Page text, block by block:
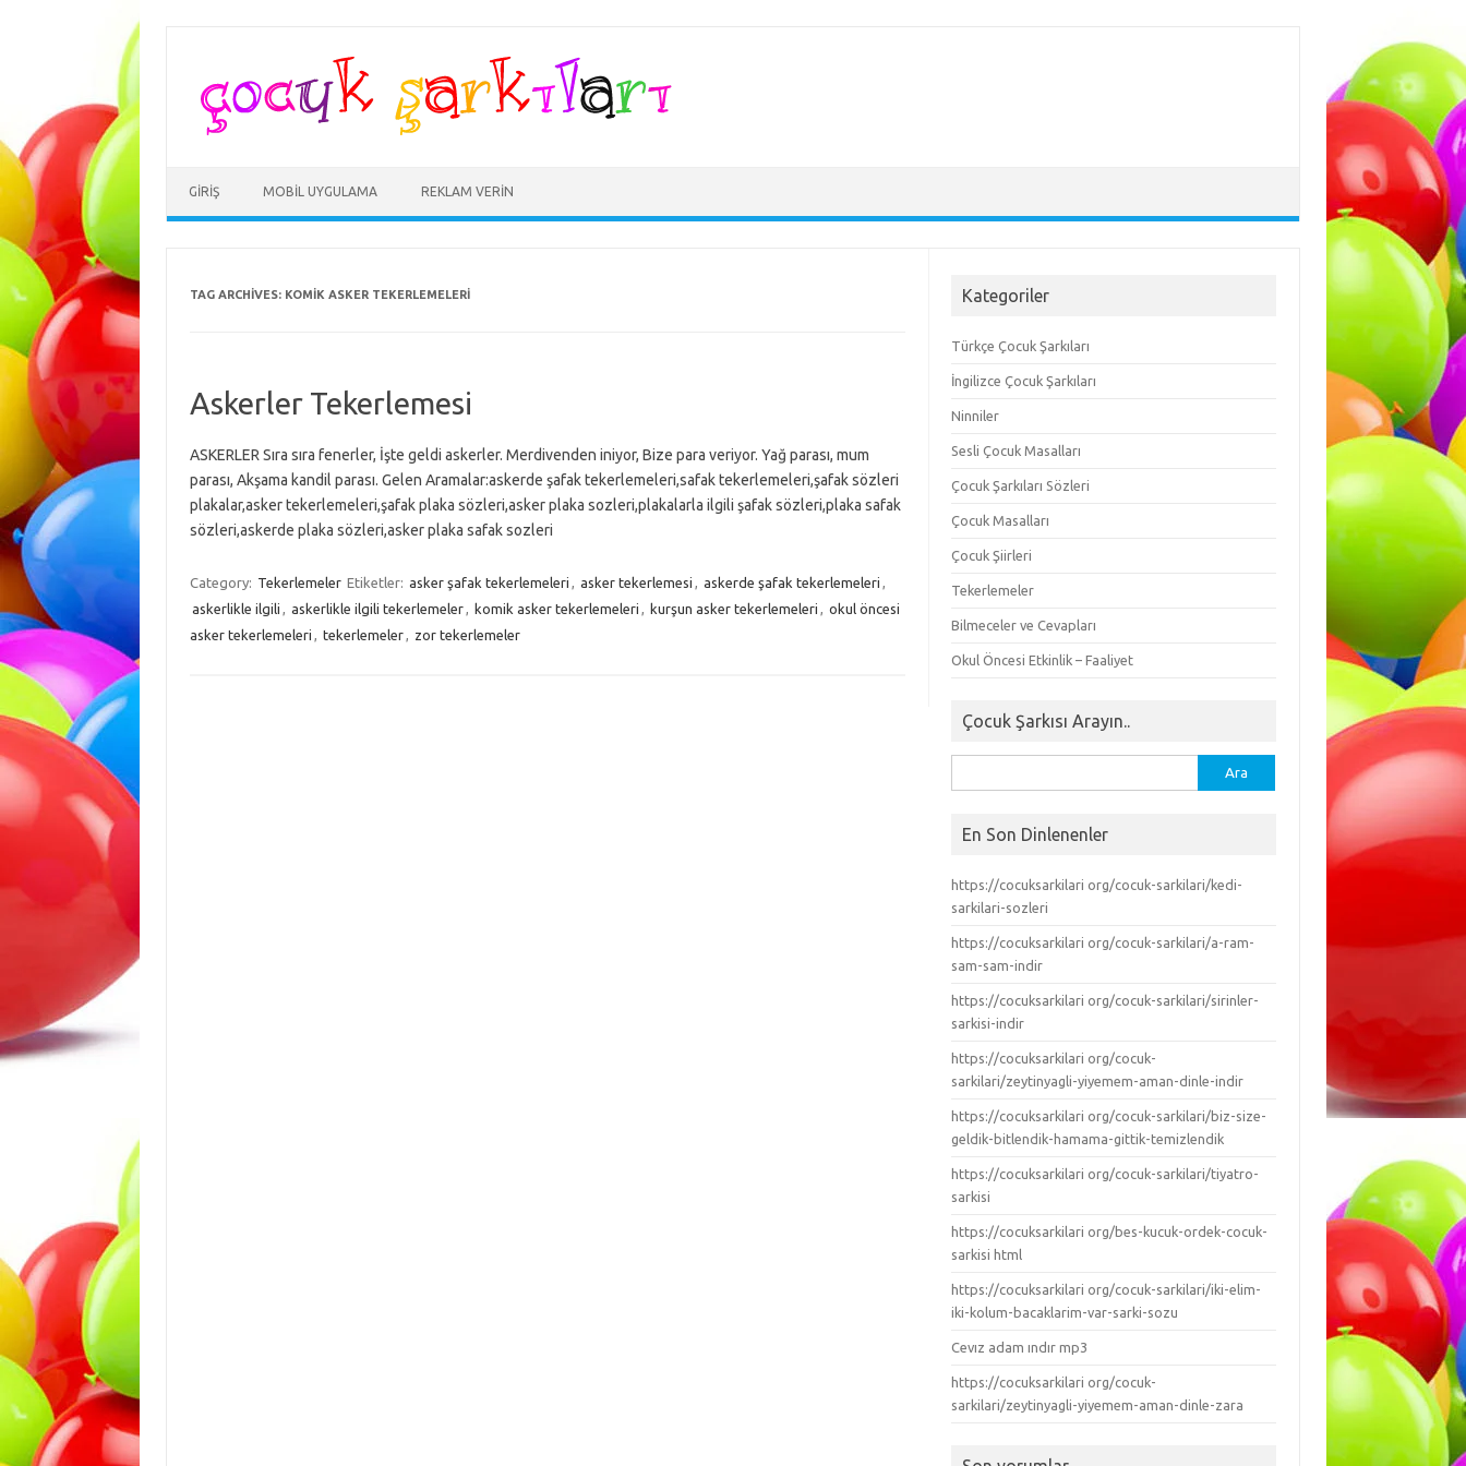
GIRIŞ MOBIL UYGULAMA REKLAM VERIN
TAG ARCHIVES: KOMIK ASKER TEKERLEMELERI
Askerler Tekerlemesi
ASKERLER Sıra sıra fenerler, İşte geldi askerler. Merdivenden iniyor, Bize para veriyor. Yağ parası, mum
parası, Akşama kandil parası. Gelen Aramalar:askerde şafak tekerlemeleri,safak tekerlemeleri,şafak sözleri
plakalar,asker tekerlemeleri,şafak plaka sözleri,asker plaka sozleri,plakalarla ilgili şafak sözleri,plaka safak
sözleri,askerde plaka sözleri,asker plaka safak sozleri
Category: Tekerlemeler Etiketler: asker şafak tekerlemeleri , asker tekerlemesi , askerde şafak tekerlemeleri ,
askerlikle ilgili , askerlikle ilgili tekerlemeler, komik asker tekerlemeleri , kurşun asker tekerlemeleri , okul öncesi
asker tekerlemeleri , tekerlemeler, zor tekerlemeler
Kategoriler
Türkçe Çocuk Şarkıları
İngilizce Çocuk Şarkıları
Ninniler
Sesli Çocuk Masalları
Çocuk Şarkıları Sözleri
Çocuk Masalları
Çocuk Şiirleri
Tekerlemeler
Bilmeceler ve Cevapları
Okul Öncesi Etkinlik – Faaliyet
Çocuk Şarkısı Arayın..
En Son Dinlenenler
https://cocuksarkilari org/cocuk-sarkilari/kedi-
sarkilari-sozleri
https://cocuksarkilari org/cocuk-sarkilari/a-ram-
sam-sam-indir
https://cocuksarkilari org/cocuk-sarkilari/sirinler-
sarkisi-indir
https://cocuksarkilari org/cocuk-
sarkilari/zeytinyagli-yiyemem-aman-dinle-indir
https://cocuksarkilari org/cocuk-sarkilari/biz-size-
geldik-bitlendik-hamama-gittik-temizlendik
https://cocuksarkilari org/cocuk-sarkilari/tiyatro-
sarkisi
https://cocuksarkilari org/bes-kucuk-ordek-cocuk-
sarkisi html
https://cocuksarkilari org/cocuk-sarkilari/iki-elim-
iki-kolum-bacaklarim-var-sarki-sozu
Cevız adam ındır mp3
https://cocuksarkilari org/cocuk-
sarkilari/zeytinyagli-yiyemem-aman-dinle-zara